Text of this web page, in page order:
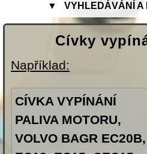
▼ VYHLEDÁVÁNÍ A
Cívky
Například:
CÍVKA VYPÍNÁNÍ
PALIVA MOTORU,
VOLVO BAGR EC20B,